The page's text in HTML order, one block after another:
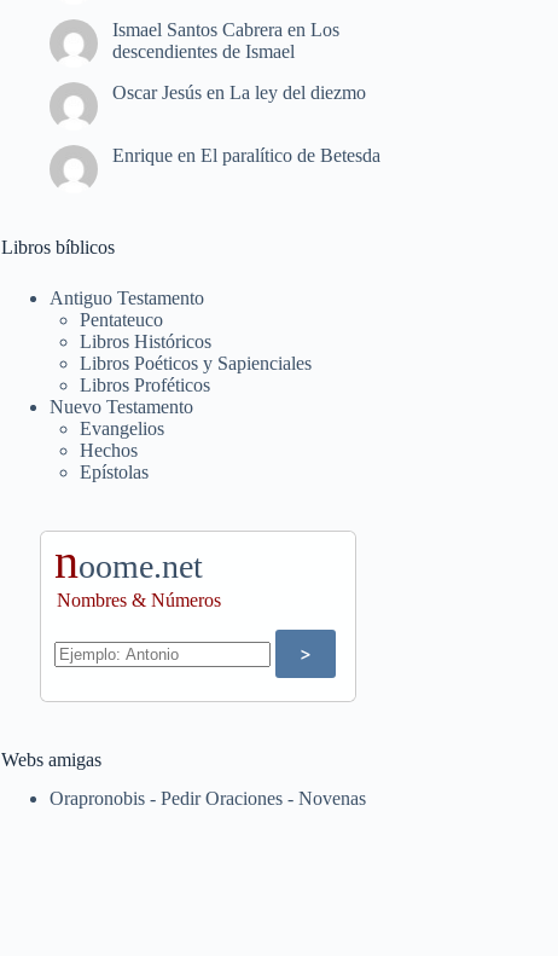
Ismael Santos Cabrera enLos
descendientes de Ismael
Oscar Jesús enLa ley del diezmo
Enrique enEl paralítico de Betesda
Libros bíblicos
Antiguo Testamento
Pentateuco
Libros Históricos
Libros Poéticos y Sapienciales
Libros Proféticos
Nuevo Testamento
Evangelios
Hechos
Epístolas
noome.net
Nombres & Números
Webs amigas
Orapronobis - Pedir Oraciones - Novenas